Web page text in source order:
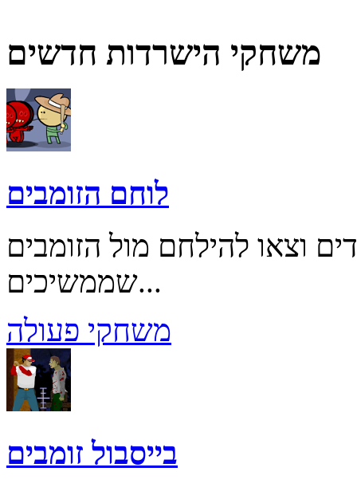
משחקי הישרדות חדשים
לוחם הזומבים
וצאו להילחם מול הזומבים
שממשיכים...
משחקי פעולה
בייסבול זומבים